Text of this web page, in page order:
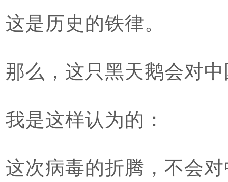
这是历史的铁律。
那么，这只黑天鹅会对
我是这样认为的：
这次病毒的折腾，不会